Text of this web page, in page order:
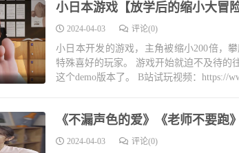
小日本游戏【放学后的缩小大冒
2024-04-03 评论(0)
小日本开发的游戏，主角被缩小200倍，
特殊喜好的玩家。 游戏开始就迫不及待的
这个demo版本了。 B站试玩视频：https://
《不漏声色的爱》《老师不要跑
2024-04-03 评论(0)